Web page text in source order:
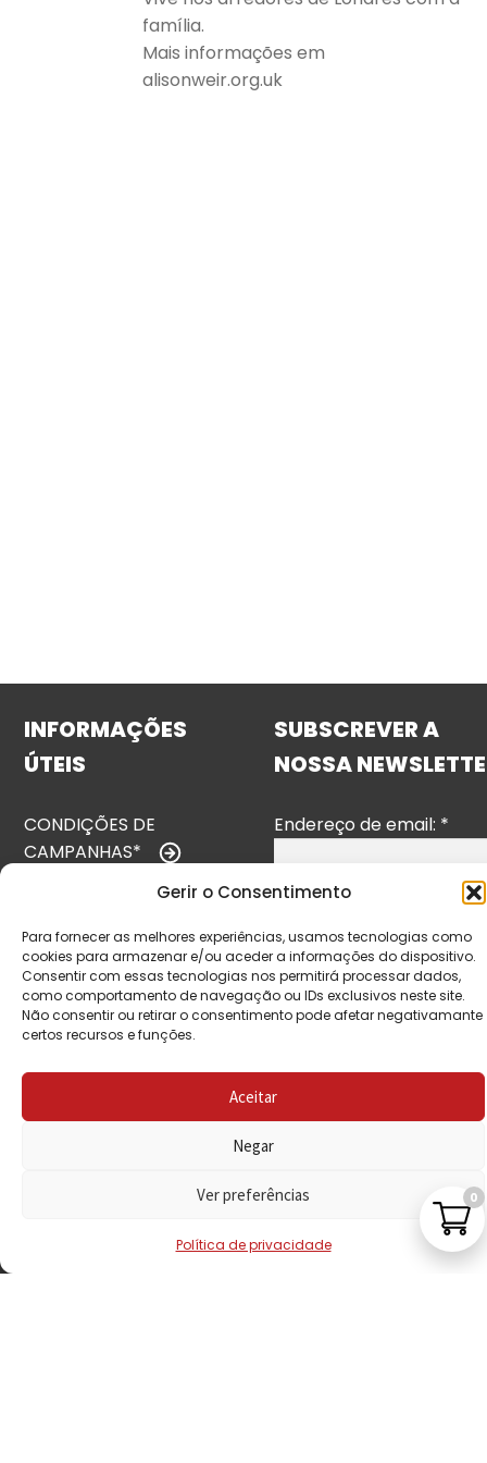
Gerir o Consentimento
Para fornecer as melhores experiências, usamos tecnologias como
cookies para armazenar e/ou aceder a informações do dispositivo.
Consentir com essas tecnologias nos permitirá processar dados,
como comportamento de navegação ou IDs exclusivos neste site.
Não consentir ou retirar o consentimento pode afetar negativamante
certos recursos e funções.
Aceitar
Negar
Ver preferências
Política de privacidade
família.
Mais informações em
alisonweir.org.uk
INFORMAÇÕES
ÚTEIS
CONDIÇÕES DE
CAMPANHAS*
POLÍTICA DE
PRIVACIDADE
POLÍTICA DE
REEMBOLSO
LIVRO DE
SUBSCREVER A
NOSSA
Endereço de email: *
0